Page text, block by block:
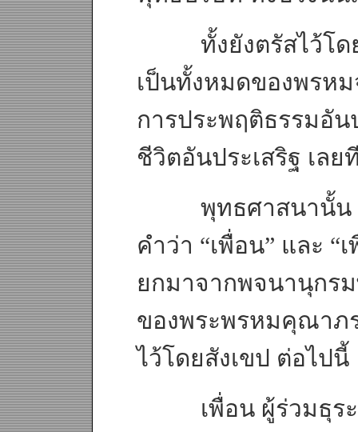
ทั้งยังตรัสไว้โดย
เป็นทั้งหมดของพรห
การประพฤติธรรมอัน
ชีวิตอันประเสริฐ เลย
พุทธศาสนานั้น ใ
คำว่า “เพื่อน” และ “
ยกมาจากพจนานุกร
ของพระพรหมคุณาภ
ไว้โดยสังเขป ต่อไปนี้
เพื่อน ผู้ร่วมธุระร่